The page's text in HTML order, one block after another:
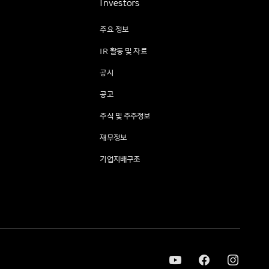
Investors
주요 정보
IR 활동 및 자료
공시
공고
주식 및 주주정보
재무정보
기업지배구조